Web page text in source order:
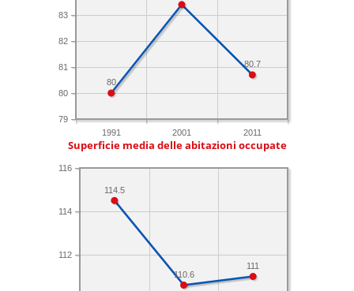
1991 2001 2011
79
80
81
82
83
80.7
80
Superficie media delle abitazioni occupate
112
114
116
111
110.6
114.5